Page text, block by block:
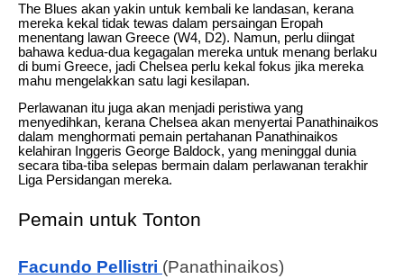
The Blues akan yakin untuk kembali ke landasan, kerana
mereka kekal tidak tewas dalam persaingan Eropah
menentang lawan Greece (W4, D2). Namun, perlu diingat
bahawa kedua-dua kegagalan mereka untuk menang berlaku
di bumi Greece, jadi Chelsea perlu kekal fokus jika mereka
mahu mengelakkan satu lagi kesilapan.
Perlawanan itu juga akan menjadi peristiwa yang
menyedihkan, kerana Chelsea akan menyertai Panathinaikos
dalam menghormati pemain pertahanan Panathinaikos
kelahiran Inggeris George Baldock, yang meninggal dunia
secara tiba-tiba selepas bermain dalam perlawanan terakhir
Liga Persidangan mereka.
Pemain untuk Tonton
Facundo Pellistri (Panathinaikos)